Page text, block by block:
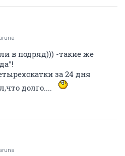
в подряд))) -такие же
за 24 дня
долго....